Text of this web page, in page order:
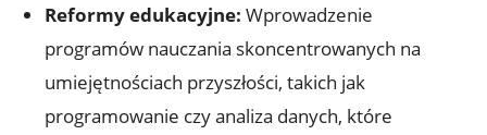
Reformy edukacyjne: Wprowadzenie‌
programów nauczania skoncentrowanych na
umiejętnościach‌ przyszłości,⁤ takich jak‌
programowanie‌ czy analiza danych, ⁤które